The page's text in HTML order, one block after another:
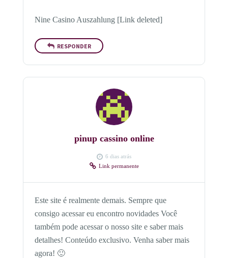
Nine Casino Auszahlung [Link deleted]
RESPONDER
pinup cassino online
6 dias atrás
Link permanente
Este site é realmente demais. Sempre que
consigo acessar eu encontro novidades Você
também pode acessar o nosso site e saber mais
detalhes! Conteúdo exclusivo. Venha saber mais
agora! 🙂